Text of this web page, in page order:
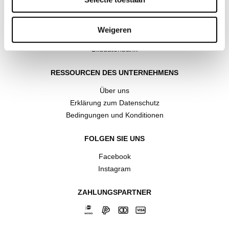
Weigeren
Versand und Rückgabe
Bilddatenbank
RESSOURCEN DES UNTERNEHMENS
Über uns
Erklärung zum Datenschutz
Bedingungen und Konditionen
FOLGEN SIE UNS
Facebook
Instagram
ZAHLUNGSPARTNER